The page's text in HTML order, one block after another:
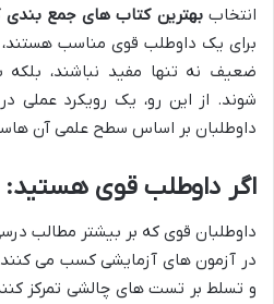
انتخاببهترین کتاب های جمع بندی
برای یک داوطلب قوی مناسب
ضعیف نه تنها مفید نباشند،
شوند. از این رو، یک رویکرد عملی
داوطلبان بر اساس سطح علمی آن
اگر داوطلب قوی هستید:
داوطلبان قوی که بر بیشتر مطالب
در آزمون های آزمایشی کسب می
و تسلط بر تست های چالشی تمرکز